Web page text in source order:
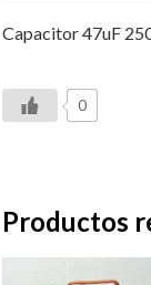
Capacitor 47uF
0
Productos